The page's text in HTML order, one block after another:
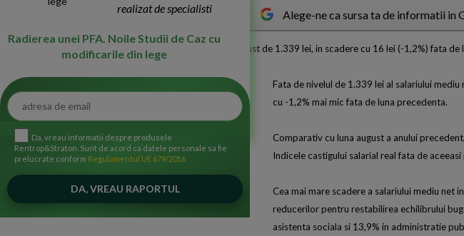
Alege-ne ca sursa ta de informatii in
astigul salarial mediu nominal net a fost in august de 1.339 lei, in scadere cu 16 lei (-1,2%) fata
Fata de nivelul de 1.339 lei al salariului
cu -1,2% mai mic fata de luna precedenta.
Comparativ cu luna august a anului
Indicele castigului salarial real fata de
Cea mai mare scadere a salariului mediu net
reducerilor pentru restabilirea echilibrului
asistenta sociala si 13,9% in administratie
realizat de specialisti
Radierea unei PFA. Noile Studii de Caz cu
modificarile din lege
Da, vreau informatii despre produsele
Rentrop&Straton. Sunt de acord ca datele personale sa fie
prelucrate conform Regulamentul UE 679/2016